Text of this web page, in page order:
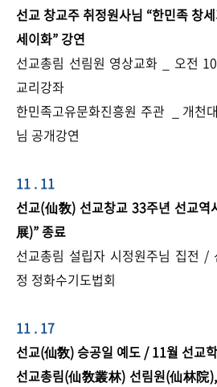
선교 창교주 취정원사님 “한민족 창
세이화” 강연
선교총림 선림원 영상교화 _ 오전
교리강좌
한민족고유문화진흥원 주관 _ 개천
님 공개강연
11 . 11
선교(仙敎) 선교창교 33주년 선교역
展)” 종료
선교총림 설립자 시정원주님 집전 /
정 정화수기도법회
11 . 17
선교(仙敎) 승공일 예도 / 11월 선교
선교총림(仙敎叢林) 선림원(仙林院